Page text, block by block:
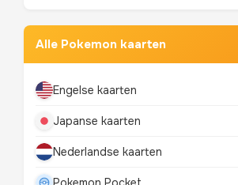
Alle Pokemon kaarten
Engelse kaarten
Japanse kaarten
Nederlandse kaarten